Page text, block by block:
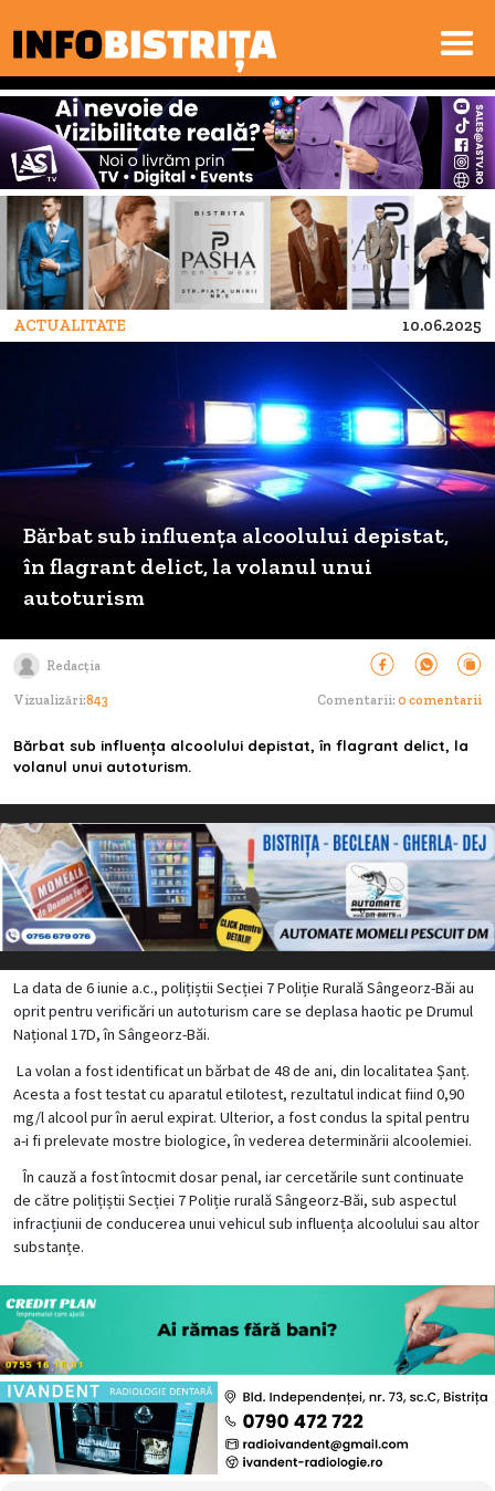
ACTUALITATE 10.06.2025
Bărbat sub influența alcoolului depistat,
în flagrant delict, la volanul unui
autoturism
Redacția
Vizualizări:843 Comentarii: 0 comentarii
Bărbat sub influența alcoolului depistat, în flagrant delict, la
volanul unui autoturism.
La data de 6 iunie a.c., polițiștii Secției 7 Poliție Rurală Sângeorz-Băi au
oprit pentru verificări un autoturism care se deplasa haotic pe Drumul
Național 17D, în Sângeorz-Băi.
La volan a fost identificat un bărbat de 48 de ani, din localitatea Șanț.
Acesta a fost testat cu aparatul etilotest, rezultatul indicat fiind 0,90
mg/l alcool pur în aerul expirat. Ulterior, a fost condus la spital pentru
a-i fi prelevate mostre biologice, în vederea determinării alcoolemiei.
În cauză a fost întocmit dosar penal, iar cercetările sunt continuate
de către polițiștii Secției 7 Poliție rurală Sângeorz-Băi, sub aspectul
infracțiunii de conducerea unui vehicul sub influența alcoolului sau altor
substanțe.